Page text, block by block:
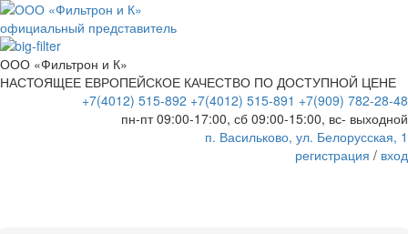
официальный представитель
ООО «Фильтрон и К»
НАСТОЯЩЕЕ ЕВРОПЕЙСКОЕ КАЧЕСТВО ПО ДОСТУПНОЙ ЦЕНЕ
+7(4012) 515-892 +7(4012) 515-891 +7(909) 782-28-48
пн-пт 09:00-17:00, сб 09:00-15:00, вс- выходной
п. Васильково, ул. Белорусская, 1
регистрация / вход